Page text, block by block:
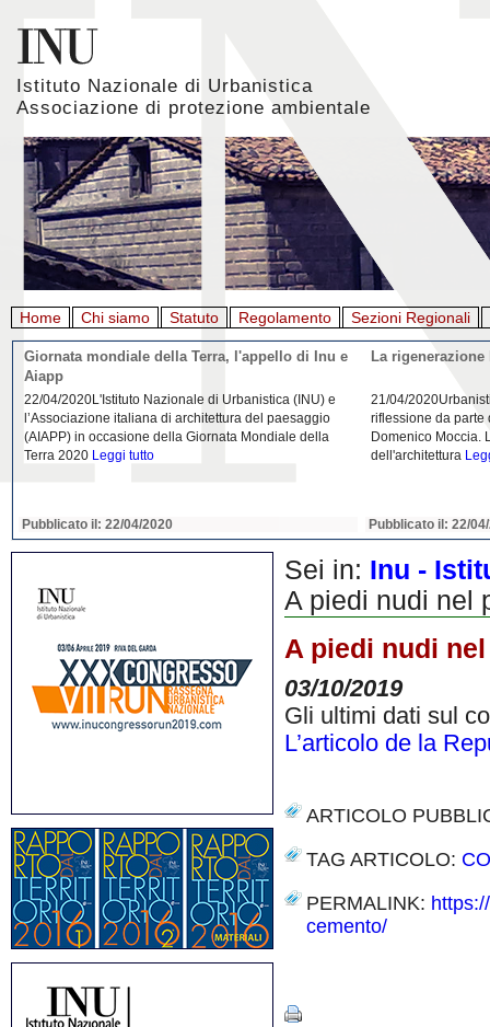
Istituto Nazionale di Urbanistica
Associazione di protezione ambientale
Home Chi siamo Statuto Regolamento Sezioni Regionali
Giornata mondiale della Terra, l'appello di Inu e
Aiapp
22/04/2020L'Istituto Nazionale di Urbanistica (INU) e
l’Associazione italiana di architettura del paesaggio
(AIAPP) in occasione della Giornata Mondiale della
Terra 2020 Leggi tutto
Pubblicato il: 22/04/2020
La
21/04/
riflessione da parte
Domenico Moccia.
dell'architettura
Pubblicato il: 22/
Sei in: Inu -
A piedi nudi nel
A piedi nudi
03/10/2019
Gli ultimi dati sul
L’articolo de la
ARTICOLO
TAG ARTICOLO:
PERMALINK:
cemento/